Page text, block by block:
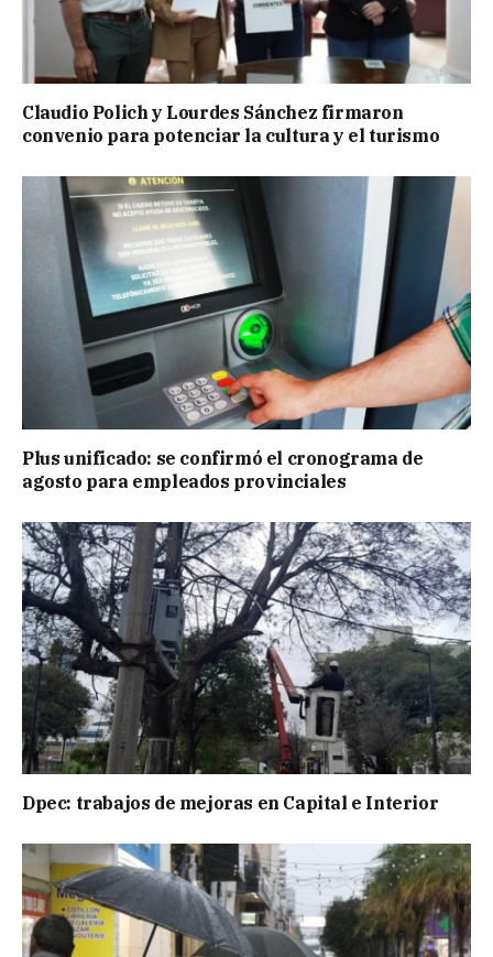
Claudio Polich y Lourdes Sánchez firmaron
convenio para potenciar la cultura y el turismo
Plus unificado: se confirmó el cronograma de
agosto para empleados provinciales
Dpec: trabajos de mejoras en Capital e Interior